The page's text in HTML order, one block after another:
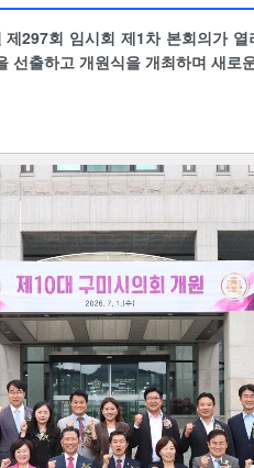
297회 임시회 제1차 본회의가
선출하고 개원식을 개최하며 새로